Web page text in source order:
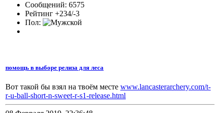
Сообщений: 6575
Рейтинг +234/-3
Пол:
помощь в выборе релиза для леса
Вот такой бы взял на твоём месте www.lancasterarchery.com/t-
r-u-ball-short-n-sweet-r-s1-release.html